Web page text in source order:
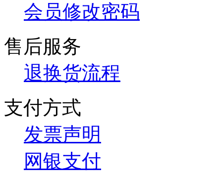
会员修改密码
售后服务
退换货流程
支付方式
发票声明
网银支付